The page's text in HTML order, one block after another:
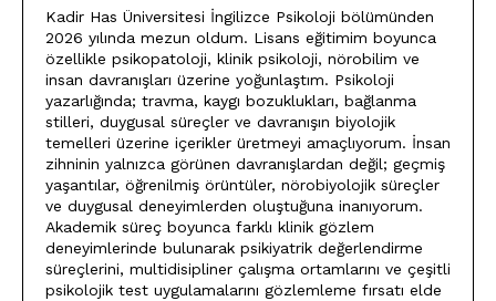
Kadir Has Üniversitesi İngilizce Psikoloji bölümünden
2026 yılında mezun oldum. Lisans eğitimim boyunca
özellikle psikopatoloji, klinik psikoloji, nörobilim ve
insan davranışları üzerine yoğunlaştım. Psikoloji
yazarlığında; travma, kaygı bozuklukları, bağlanma
stilleri, duygusal süreçler ve davranışın biyolojik
temelleri üzerine içerikler üretmeyi amaçlıyorum. İnsan
zihninin yalnızca görünen davranışlardan değil; geçmiş
yaşantılar, öğrenilmiş örüntüler, nörobiyolojik süreçler
ve duygusal deneyimlerden oluştuğuna inanıyorum.
Akademik süreç boyunca farklı klinik gözlem
deneyimlerinde bulunarak psikiyatrik değerlendirme
süreçlerini, multidisipliner çalışma ortamlarını ve çeşitli
psikolojik test uygulamalarını gözlemleme fırsatı elde